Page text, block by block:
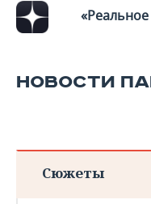
НОВОСТИ
Сюжеты